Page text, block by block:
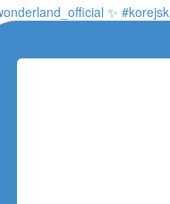
✨ #korejsk